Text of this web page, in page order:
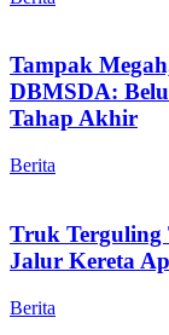
Tampak
DBMSDA:
Tahap Akhir
Berita
Truk Terguling
Jalur Kereta
Berita